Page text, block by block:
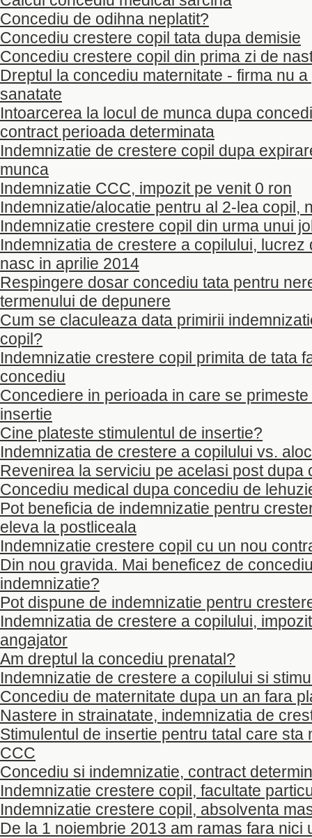
Concediu de odihna neplatit?
Concediu crestere copil tata dupa demisie
Concediu crestere copil din prima zi de
Dreptul la concediu maternitate - firma nu
sanatate
Intoarcerea la locul de munca dupa
contract perioada determinata
Indemnizatie de crestere copil dupa
munca
Indemnizatie CCC, impozit pe venit 0 ron
Indemnizatie/alocatie pentru al 2-lea copil,
Indemnizatie crestere copil din urma unui
Indemnizatia de crestere a copilului, lucrez
nasc in aprilie 2014
Respingere dosar concediu tata pentru
termenului de depunere
Cum se claculeaza data primirii
copil?
Indemnizatie crestere copil primita de tata
concediu
Concediere in perioada in care se
insertie
Cine plateste stimulentul de insertie?
Indemnizatia de crestere a copilului vs.
Revenirea la serviciu pe acelasi post dupa
Concediu medical dupa concediu de
Pot beneficia de indemnizatie pentru
eleva la postliceala
Indemnizatie crestere copil cu un nou
Din nou gravida. Mai beneficez de
indemnizatie?
Pot dispune de indemnizatie pentru
Indemnizatia de crestere a copilului,
angajator
Am dreptul la concediu prenatal?
Indemnizatie de crestere a copilului si
Concediu de maternitate dupa un an fara
Nastere in strainatate, indemnizatia de
Stimulentul de insertie pentru tatal care sta
CCC
Concediu si indemnizatie, contract
Indemnizatie crestere copil, facultate
Indemnizatie crestere copil, absolventa
De la 1 noiembrie 2013 am ramas fara nici